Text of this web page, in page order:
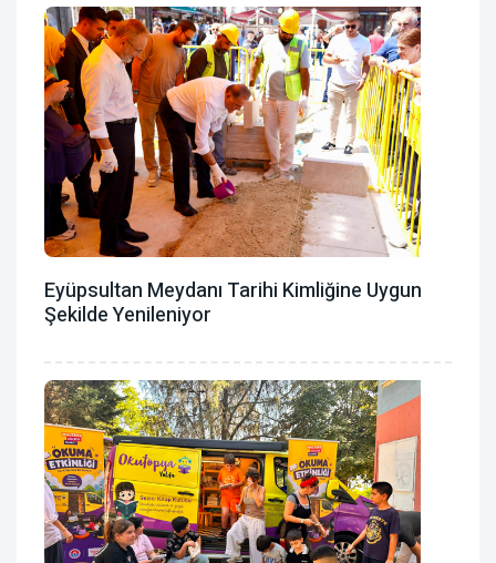
Eyüpsultan Meydanı Tarihi Kimliğine Uygun
Şekilde Yenileniyor